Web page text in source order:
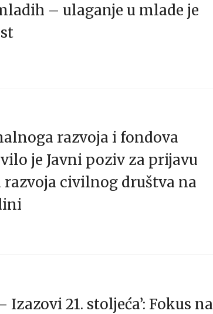
– ulaganje u mlade je
razvoja i fondova
je Javni poziv za prijavu
civilnog društva na
Izazovi 21. stoljeća’: Fokus na